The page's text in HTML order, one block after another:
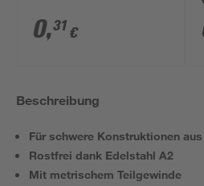
0,31 €
Beschreibung
Für schwere Konstruktionen
Rostfrei dank Edelstahl A2
Mit metrischem Teilgewinde